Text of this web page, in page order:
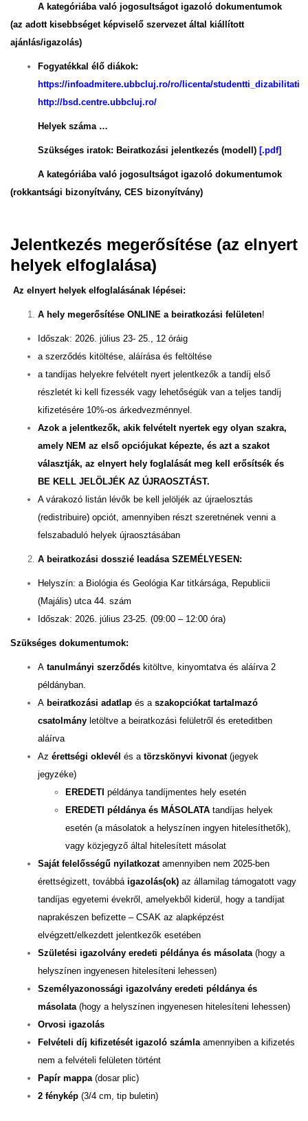
A kategóriába való jogosultságot igazoló dokumentumok
(az adott kisebbséget képviselő szervezet által kiállított
ajánlás/igazolás)
Fogyatékkal élő diákok:
https://infoadmitere.ubbcluj.ro/ro/licenta/studentti_dizabilitati
http://bsd.centre.ubbcluj.ro/
Helyek száma …
Szükséges iratok: Beiratkozási jelentkezés (modell) [.pdf]
A kategóriába való jogosultságot igazoló dokumentumok
(rokkantsági bizonyítvány, CES bizonyítvány)
Jelentkezés megerősítése (az elnyert
helyek elfoglalása)
Az elnyert helyek elfoglalásának lépései:
A hely megerősítése ONLINE a beiratkozási felületen!
Időszak: 2026. július 23- 25., 12 óráig
a szerződés kitöltése, aláírása és feltöltése
a tandíjas helyekre felvételt nyert jelentkezők a tandíj első
részletét ki kell fizessék vagy lehetőségük van a teljes tandíj
kifizetésére 10%-os árkedvezménnyel.
Azok a jelentkezők, akik felvételt nyertek egy olyan szakra,
amely NEM az első opciójukat képezte, és azt a szakot
választják, az elnyert hely foglalását meg kell erősítsék és
BE KELL JELÖLJÉK AZ ÚJRAOSZTÁST.
A várakozó listán lévők be kell jelöljék az újraelosztás
(redistribuire) opciót, amennyiben részt szeretnének venni a
felszabaduló helyek újraosztásában
A beiratkozási dosszié leadása SZEMÉLYESEN:
Helyszín: a Biológia és Geológia Kar titkársága, Republicii
(Majális) utca 44. szám
Időszak: 2026. július 23-25. (09:00 – 12:00 óra)
Szükséges dokumentumok:
A tanulmányi szerződés kitöltve, kinyomtatva és aláírva 2
példányban.
A beiratkozási adatlap és a szakopciókat tartalmazó
csatolmány letöltve a beiratkozási felületről és ereteditben
aláírva
Az érettségi oklevél és a törzskönyvi kivonat(jegyek
jegyzéke)
EREDETI példánya tandíjmentes hely esetén
EREDETI példánya és MÁSOLATA tandíjas helyek
esetén (a másolatok a helyszínen ingyen hitelesíthetők),
vagy közjegyző által hitelesített másolat
Saját felelősségű nyilatkozat amennyiben nem 2025-ben
érettségizett, továbbá igazolás(ok) az államilag támogatott vagy
tandíjas egyetemi évekről, amelyekből kiderül, hogy a tandíjat
naprakészen befizette – CSAK az alapképzést
elvégzett/elkezdett jelentkezők esetében
Születési igazolvány eredeti példánya és másolata (hogy a
helyszínen ingyenesen hitelesíteni lehessen)
Személyazonossági igazolvány eredeti példánya és
másolata (hogy a helyszínen ingyenesen hitelesíteni lehessen)
Orvosi igazolás
Felvételi díj kifizetését igazoló számla amennyiben a kifizetés
nem a felvételi felületen történt
Papír mappa (dosar plic)
2 fénykép (3/4 cm, tip buletin)